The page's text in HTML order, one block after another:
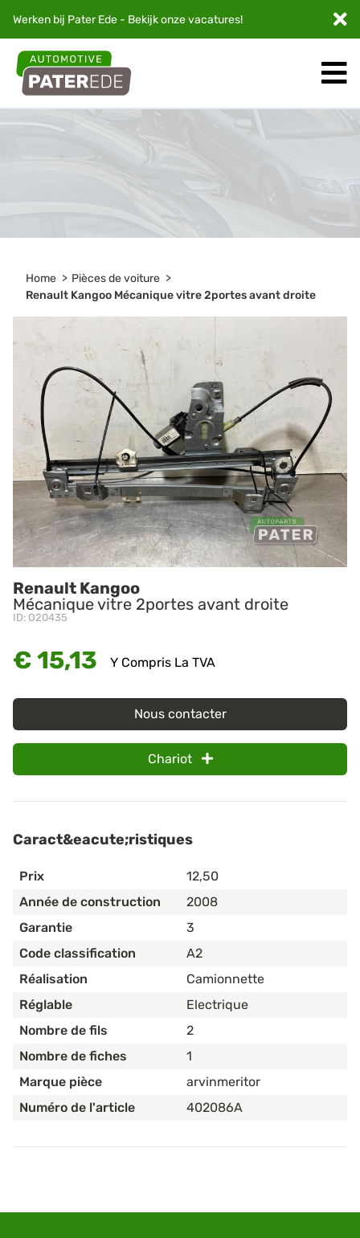
Werken bij Pater Ede - Bekijk onzevacatures!
Home
Pièces de voiture
Renault Kangoo Mécanique vitre 2portes avant droite
Renault Kangoo
Mécanique vitre 2portes avant droite
ID: O20435
€ 15,13 Y Compris La TVA
Nous contacter
Chariot
Caract&eacute;ristiques
Prix
12,50
Année de construction
2008
Garantie
3
Code classification
A2
Réalisation
Camionnette
Réglable
Electrique
Nombre de fils
2
Nombre de fiches
1
Marque pièce
arvinmeritor
Numéro de l'article
402086A